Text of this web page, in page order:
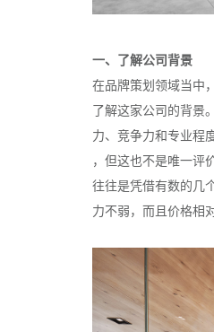
一、了解公司背景
在品牌策划领域当中
了解这家公司的背景
力、竞争力和专业程
，但这也不是唯一评
往往是凭借有数的几
力不弱，而且价格相